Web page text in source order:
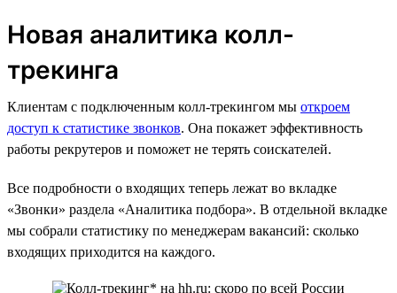
Новая аналитика колл-
трекинга
Клиентам с подключенным колл-трекингом мы откроем
доступ к статистике звонков. Она покажет эффективность
работы рекрутеров и поможет не терять соискателей.
Все подробности о входящих теперь лежат во вкладке
«Звонки» раздела «Аналитика подбора». В отдельной вкладке
мы собрали статистику по менеджерам вакансий: сколько
входящих приходится на каждого.